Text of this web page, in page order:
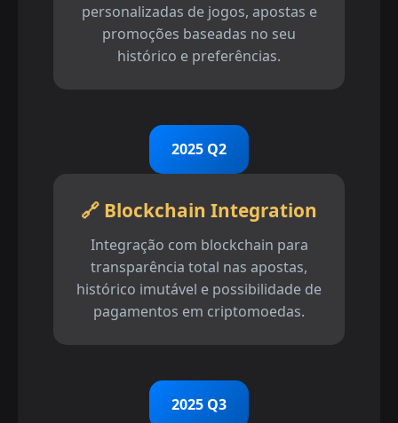
personalizadas de jogos, apostas e
promoções baseadas no seu
histórico e preferências.
2025 Q2
🔗 Blockchain Integration
Integração com blockchain para
transparência total nas apostas,
histórico imutável e possibilidade de
pagamentos em criptomoedas.
2025 Q3